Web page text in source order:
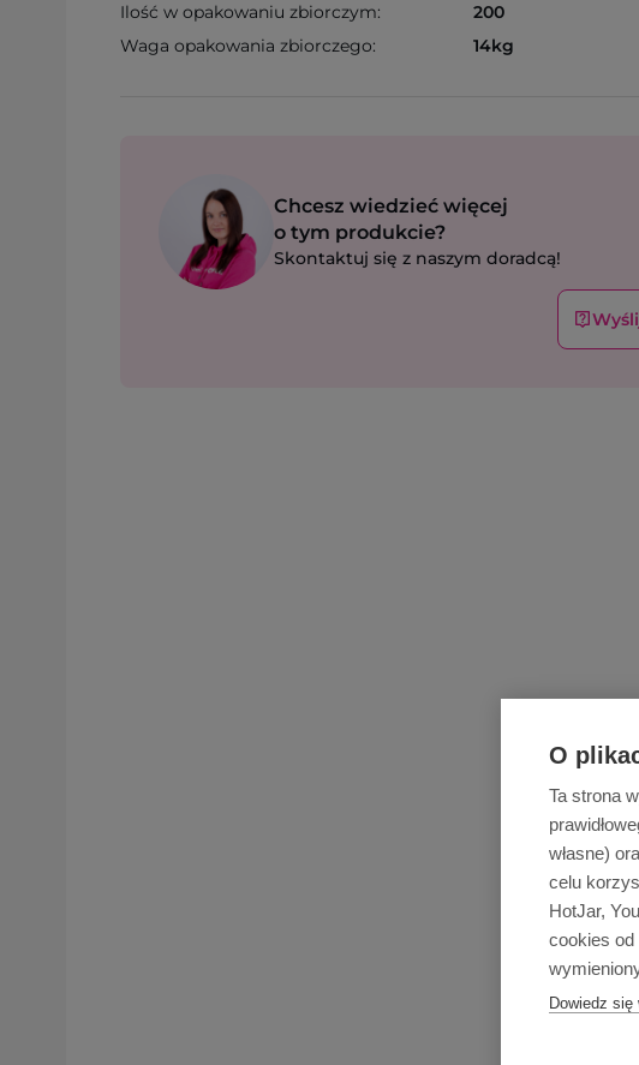
O
Ta strona
własne)
celu
HotJar,
cookies
Dowiedz się
Ilość w opakowaniu zbiorczym:
200
Waga opakowania zbiorczego:
14kg
Chcesz wiedzieć więcej
o tym produkcie?
Skontaktuj się z naszym doradcą!